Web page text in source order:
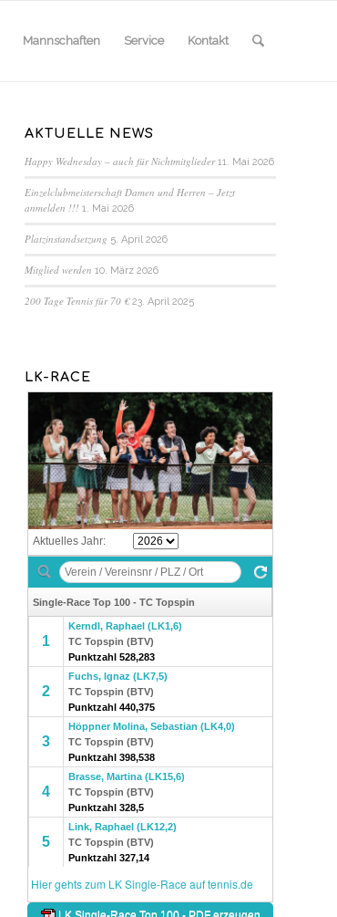
Mannschaften Service Kontakt
AKTUELLE NEWS
Happy Wednesday – auch für Nichtmitglieder 11. Mai 2026
Einzelclubmeisterschaft Damen und Herren – Jetzt
anmelden !!! 1. Mai 2026
Platzinstandsetzung 5. April 2026
Mitglied werden 10. März 2026
200 Tage Tennis für 70 € 23. April 2025
LK-RACE